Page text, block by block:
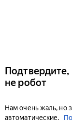
Подтвердите,
не робот
Нам очень жаль, но
автоматические.